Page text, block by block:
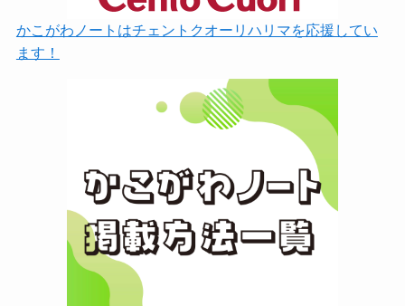
かこがわノートはチェントクオーリハリマを応援してい
ます！